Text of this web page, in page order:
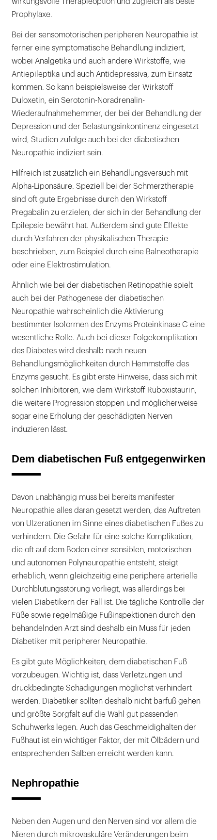
Prophylaxe.
Bei der sensomotorischen peripheren Neuropathie ist
ferner eine symptomatische Behandlung indiziert,
wobei Analgetika und auch andere Wirkstoffe, wie
Antiepileptika und auch Antidepressiva, zum Einsatz
kommen. So kann beispielsweise der Wirkstoff
Duloxetin, ein Serotonin-Noradrenalin-
Wiederaufnahmehemmer, der bei der Behandlung der
Depression und der Belastungsinkontinenz eingesetzt
wird, Studien zufolge auch bei der diabetischen
Neuropathie indiziert sein.
Hilfreich ist zusätzlich ein Behandlungsversuch mit
Alpha-Liponsäure. Speziell bei der Schmerztherapie
sind oft gute Ergebnisse durch den Wirkstoff
Pregabalin zu erzielen, der sich in der Behandlung der
Epilepsie bewährt hat. Außerdem sind gute Effekte
durch Verfahren der physikalischen Therapie
beschrieben, zum Beispiel durch eine Balneotherapie
oder eine Elektrostimulation.
Ähnlich wie bei der diabetischen Retinopathie spielt
auch bei der Pathogenese der diabetischen
Neuropathie wahrscheinlich die Aktivierung
bestimmter Isoformen des Enzyms Proteinkinase C eine
wesentliche Rolle. Auch bei dieser Folgekomplikation
des Diabetes wird deshalb nach neuen
Behandlungsmöglichkeiten durch Hemmstoffe des
Enzyms gesucht. Es gibt erste Hinweise, dass sich mit
solchen Inhibitoren, wie dem Wirkstoff Ruboxistaurin,
die weitere Progression stoppen und möglicherweise
sogar eine Erholung der geschädigten Nerven
induzieren lässt.
Dem diabetischen Fuß entgegenwirken
Davon unabhängig muss bei bereits manifester
Neuropathie alles daran gesetzt werden, das Auftreten
von Ulzerationen im Sinne eines diabetischen Fußes zu
verhindern. Die Gefahr für eine solche Komplikation,
die oft auf dem Boden einer sensiblen, motorischen
und autonomen Polyneuropathie entsteht, steigt
erheblich, wenn gleichzeitig eine periphere arterielle
Durchblutungsstörung vorliegt, was allerdings bei
vielen Diabetikern der Fall ist. Die tägliche Kontrolle der
Füße sowie regelmäßige Fußinspektionen durch den
behandelnden Arzt sind deshalb ein Muss für jeden
Diabetiker mit peripherer Neuropathie.
Es gibt gute Möglichkeiten, dem diabetischen Fuß
vorzubeugen. Wichtig ist, dass Verletzungen und
druckbedingte Schädigungen möglichst verhindert
werden. Diabetiker sollten deshalb nicht barfuß gehen
und größte Sorgfalt auf die Wahl gut passenden
Schuhwerks legen. Auch das Geschmeidighalten der
Fußhaut ist ein wichtiger Faktor, der mit Ölbädern und
entsprechenden Salben erreicht werden kann.
Nephropathie
Neben den Augen und den Nerven sind vor allem die
Nieren durch mikrovaskuläre Veränderungen beim